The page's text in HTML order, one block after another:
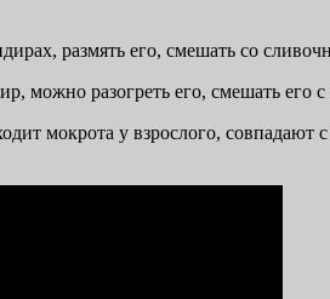
размять его, смешать со
можно разогреть его, смешать его
мокрота у взрослого,